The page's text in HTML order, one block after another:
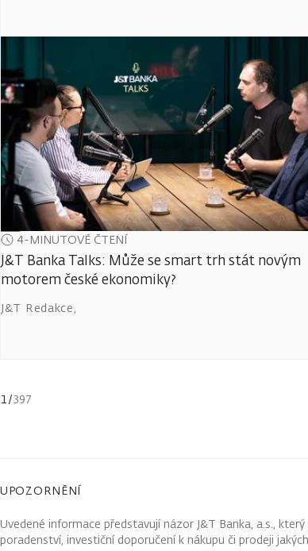
4-MINUTOVÉ ČTENÍ
J&T Banka Talks: Může se smart trh stát novým
motorem české ekonomiky?
J&T Redakce,
1/397
UPOZORNĚNÍ
Uvedené informace představují názor J&T Banka, a.s.,
poradenství, investiční doporučení k nákupu či prodeji